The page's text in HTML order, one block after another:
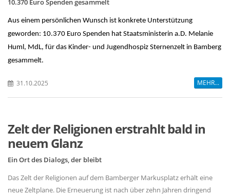
10.370 Euro Spenden gesammelt
Aus einem persönlichen Wunsch ist konkrete Unterstützung
geworden: 10.370 Euro Spenden hat Staatsministerin a.D. Melanie
Huml, MdL, für das Kinder- und Jugendhospiz Sternenzelt in Bamberg
gesammelt.
31.10.2025 MEHR...
Zelt der Religionen erstrahlt bald in
neuem Glanz
Ein Ort des Dialogs, der bleibt
Das Zelt der Religionen auf dem Bamberger Markusplatz erhält eine
neue Zeltplane. Die Erneuerung ist nach über zehn Jahren dringend